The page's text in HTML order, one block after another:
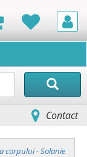
Contact
corpului - Solanie